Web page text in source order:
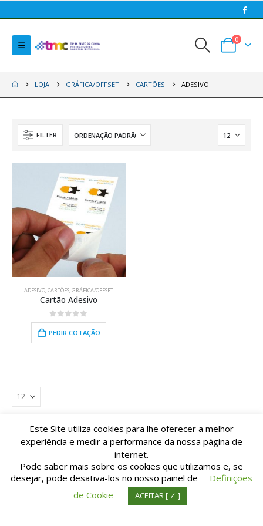
0
LOJA GRÁFICA/OFFSET CARTÕES ADESIVO
FILTER
ADESIVO,CARTÕES,GRÁFICA/OFFSET
Cartão Adesivo
0out of 5
PEDIR COTAÇÃO
© Copyright TIpografia M. Pinto da Cunha Lda. All Rights Reserved. | Suporte:
Este Site utiliza cookies para lhe oferecer a melhor
experiência e medir a performance da nossa página de
internet.
Pode saber mais sobre os cookies que utilizamos e, se
desejar, pode desativa-los no nosso painel de
Definições
de Cookie
ACEITAR [ ✓ ]